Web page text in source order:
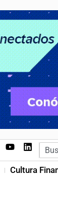
Cultura